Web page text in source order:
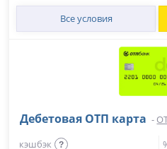
Все условия
Дебетовая ОТП карта -
кэшбэк
?